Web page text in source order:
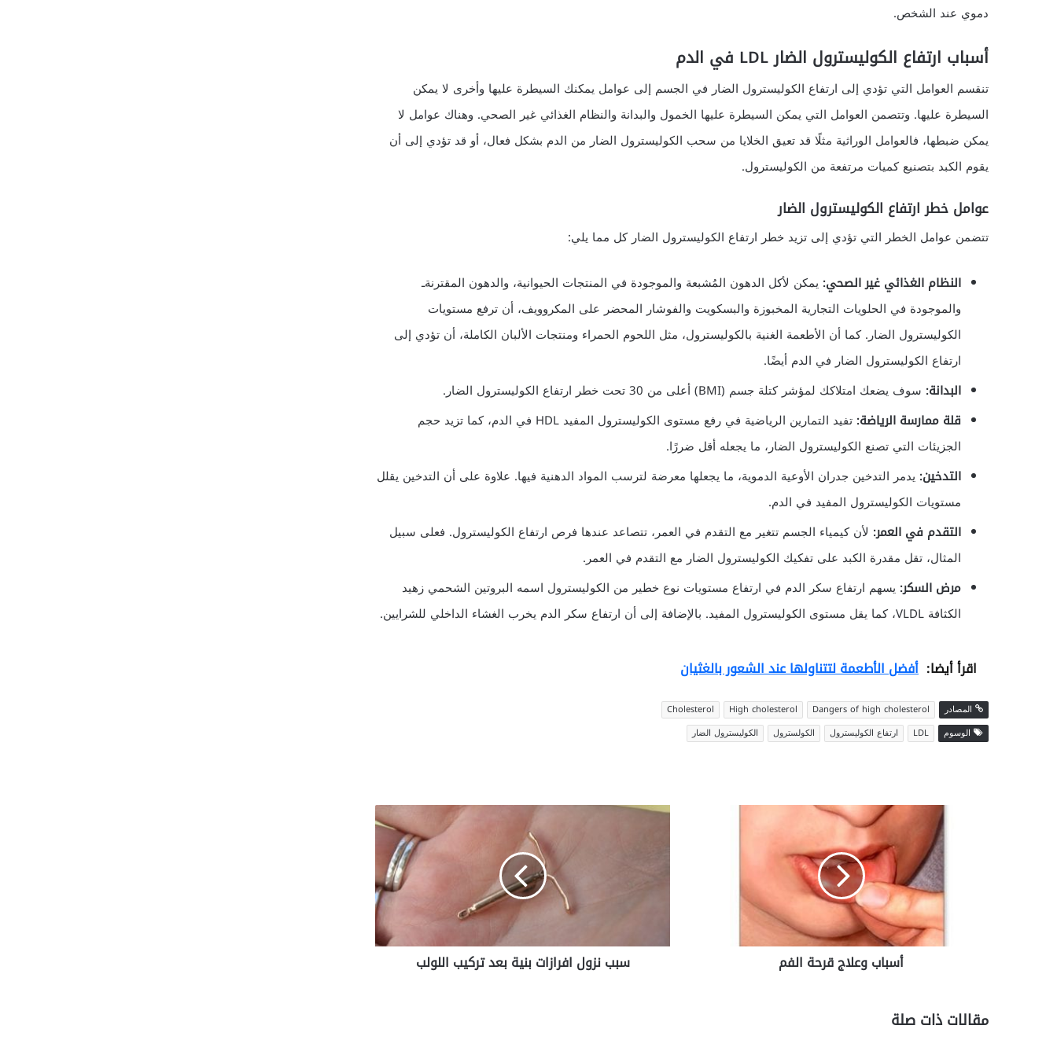
دموي عند الشخص.
أسباب ارتفاع الكوليسترول الضار LDL في الدم
تنقسم العوامل التي تؤدي إلى ارتفاع الكوليسترول الضار في الجسم إلى عوامل يمكنك السيطرة عليها وأخرى لا يمكن
السيطرة عليها. وتتصمن العوامل التي يمكن السيطرة عليها الخمول والبدانة والنظام الغذائي غير الصحي. وهناك عوامل لا
يمكن ضبطها، فالعوامل الوراثية مثلًا قد تعيق الخلايا من سحب الكوليسترول الضار من الدم بشكل فعال، أو قد تؤدي إلى أن
يقوم الكبد بتصنيع كميات مرتفعة من الكوليسترول.
عوامل خطر ارتفاع الكوليسترول الضار
تتضمن عوامل الخطر التي تؤدي إلى تزيد خطر ارتفاع الكوليسترول الضار كل مما يلي:
النظام الغذائي غير الصحي: يمكن لأكل الدهون المُشبعة والموجودة في المنتجات الحيوانية، والدهون المقترنةـ
والموجودة في الحلويات التجارية المخبوزة والبسكويت والفوشار المحضر على المكروويف، أن ترفع مستويات
الكوليسترول الضار. كما أن الأطعمة الغنية بالكوليسترول، مثل اللحوم الحمراء ومنتجات الألبان الكاملة، أن تؤدي إلى
ارتفاع الكوليسترول الضار في الدم أيضًا.
البدانة: سوف يضعك امتلاكك لمؤشر كتلة جسم (BMI) أعلى من 30 تحت خطر ارتفاع الكوليسترول الضار.
قلة ممارسة الرياضة:
تفيد التمارين الرياضية في رفع مستوى الكوليسترول المفيد HDL في الدم، كما تزيد حجم
الجزيئات التي تصنع الكوليسترول الضار، ما يجعله أقل ضررًا.
التدخين: يدمر التدخين جدران الأوعية الدموية، ما يجعلها معرضة لترسب المواد الدهنية فيها. علاوة على أن التدخين يقلل
مستويات الكوليسترول المفيد في الدم.
التقدم في العمر: لأن كيمياء الجسم تتغير مع التقدم في العمر، تتصاعد عندها فرص ارتفاع الكوليسترول. فعلى سبيل
المثال، تقل مقدرة الكبد على تفكيك الكوليسترول الضار مع التقدم في العمر.
مرض السكر: يسهم ارتفاع سكر الدم في ارتفاع مستويات نوع خطير من الكوليسترول اسمه البروتين الشحمي زهيد
الكثافة VLDL، كما يقل مستوى الكوليسترول المفيد. بالإضافة إلى أن ارتفاع سكر الدم يخرب الغشاء الداخلي للشرايين.
اقرأ أيضا: أفضل الأطعمة لتتناولها عند الشعور بالغثيان
المصادر Dangers of high cholesterol
High cholesterol
Cholesterol
الوسوم
LDL ارتفاع الكوليسترول الكولسترول الكوليسترول الضار
أسباب وعلاج قرحة الفم
سبب
تركيب
سبب نزول افرازات بنية بعد تركيب اللولب
مقالات ذات صلة